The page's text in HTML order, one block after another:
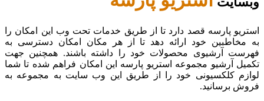
استریو پارسه قصد دارد تا از طریق خدمات تحت وب این امکان را
به مخاطبین خود ارائه دهد تا از هر مکان امکان دسترسی به
فهرست آرشیوی محصولات خود را داشته باشند. همچنین جهت
تکمیل آرشیو مجموعه استریو پارسه این امکان فراهم شده تا شما
لوازم کلکسیونی خود را از طریق این وب سایت به مجموعه به
فروش برسانید.